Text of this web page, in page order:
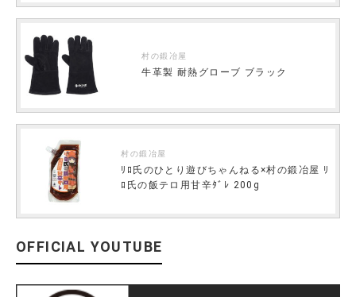
村の鍛冶屋
牛革製 耐熱グローブ ブラック
村の鍛冶屋
ﾘﾛ氏のひとり遊びちゃんねる×村の鍛冶屋 ﾘ
ﾛ氏の飯テロ用甘辛ﾀﾞﾚ 200g
OFFICIAL YOUTUBE